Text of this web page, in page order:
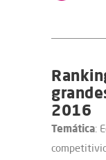
2016
Temática: